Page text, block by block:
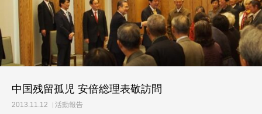
中国残留孤児 安倍総理表敬訪問
2013.11.12 活動報告